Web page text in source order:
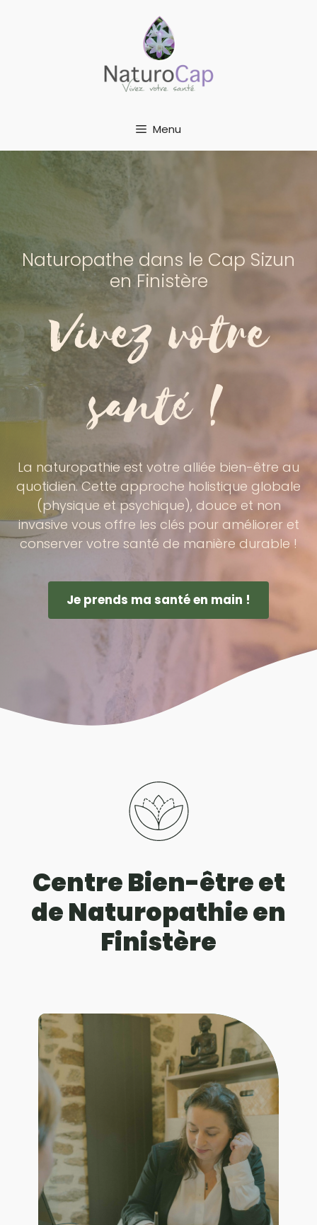
Menu
Naturopathe dans le Cap Sizun
en Finistère
Vivez votre
santé !
La naturopathie est votre alliée bien-être au
quotidien. Cette approche holistique globale
(physique et psychique), douce et non
invasive vous offre les clés pour améliorer et
conserver votre santé de manière durable !
Je prends ma santé en main !
Centre Bien-être et
de Naturopathie en
Finistère